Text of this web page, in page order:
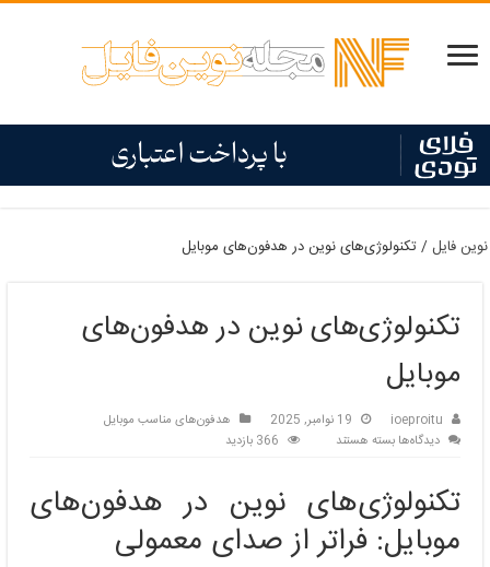
نوین فایل/تکنولوژی‌های نوین در هدفون‌های موبایل
تکنولوژی‌های نوین در هدفون‌های
موبایل
ioeproitu 19 نوامبر, 2025
هدفون‌های مناسب موبایل
دیدگاه‌هابرای
در
هدفون‌های
موبایل
بسته هستند 366 بازدید
تکنولوژی‌های نوین در هدفون‌های
موبایل: فراتر از صدای معمولی